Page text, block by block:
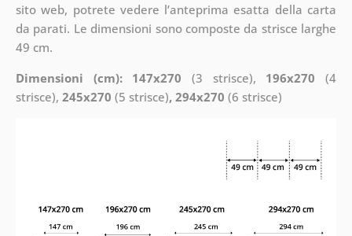
sito web, potrete vedere l’anteprima esatta della carta
da parati. Le dimensioni sono composte da strisce larghe
49 cm.
Dimensioni (cm): 147x270 (3 strisce), 196x270 (4
strisce), 245x270 (5 strisce), 294x270 (6 strisce)